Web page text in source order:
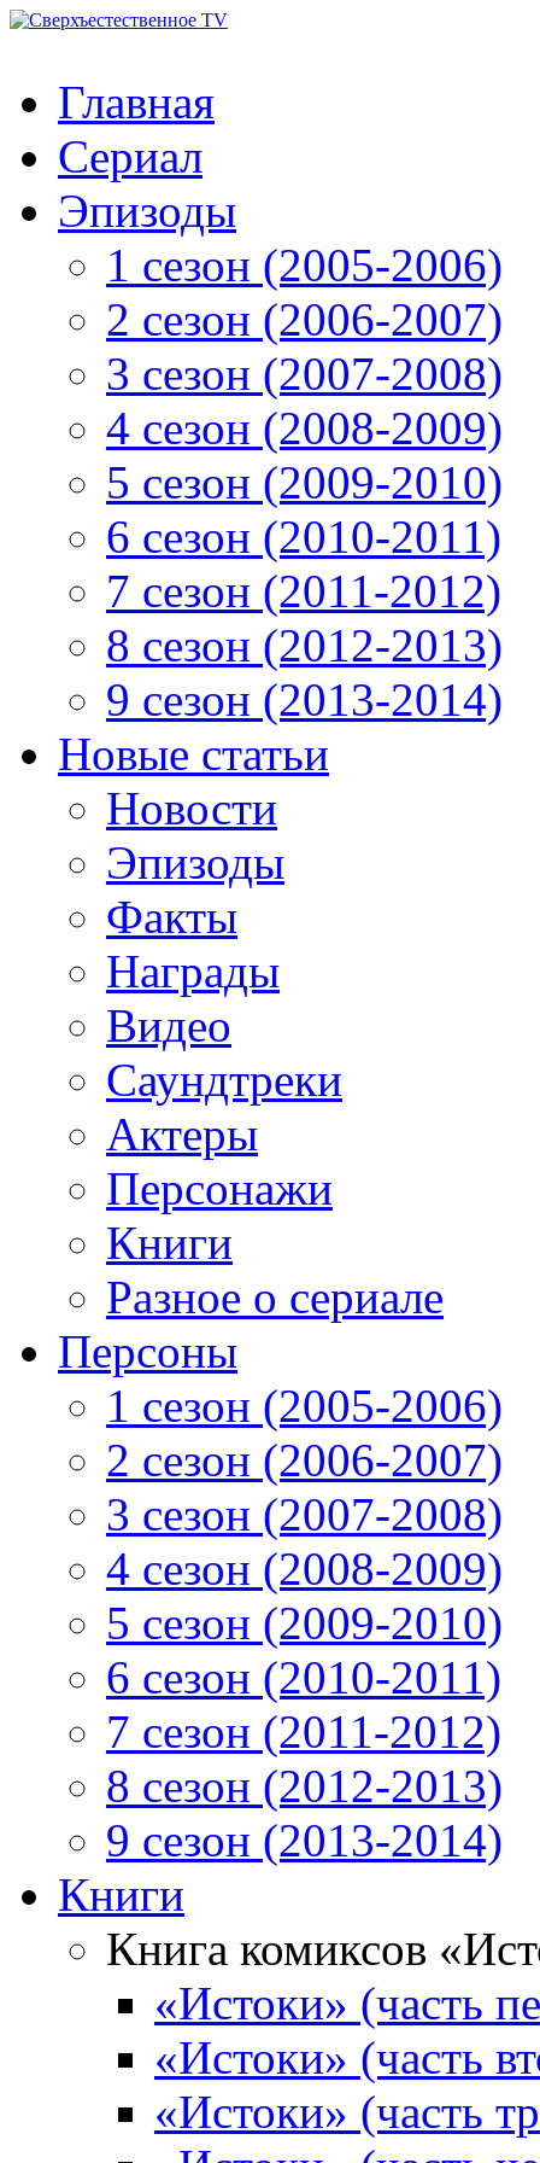
Главная
Сериал
Эпизоды
1 сезон (2005-2006)
2 сезон (2006-2007)
3 сезон (2007-2008)
4 сезон (2008-2009)
5 сезон (2009-2010)
6 сезон (2010-2011)
7 сезон (2011-2012)
8 сезон (2012-2013)
9 сезон (2013-2014)
Новые статьи
Новости
Эпизоды
Факты
Награды
Видео
Саундтреки
Актеры
Персонажи
Книги
Разное о сериале
Персоны
1 сезон (2005-2006)
2 сезон (2006-2007)
3 сезон (2007-2008)
4 сезон (2008-2009)
5 сезон (2009-2010)
6 сезон (2010-2011)
7 сезон (2011-2012)
8 сезон (2012-2013)
9 сезон (2013-2014)
Книги
Книга комиксов
«Истоки» (часть
«Истоки» (часть
«Истоки» (часть